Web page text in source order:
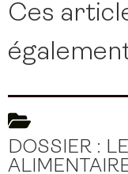
Ces
DOSSIER :